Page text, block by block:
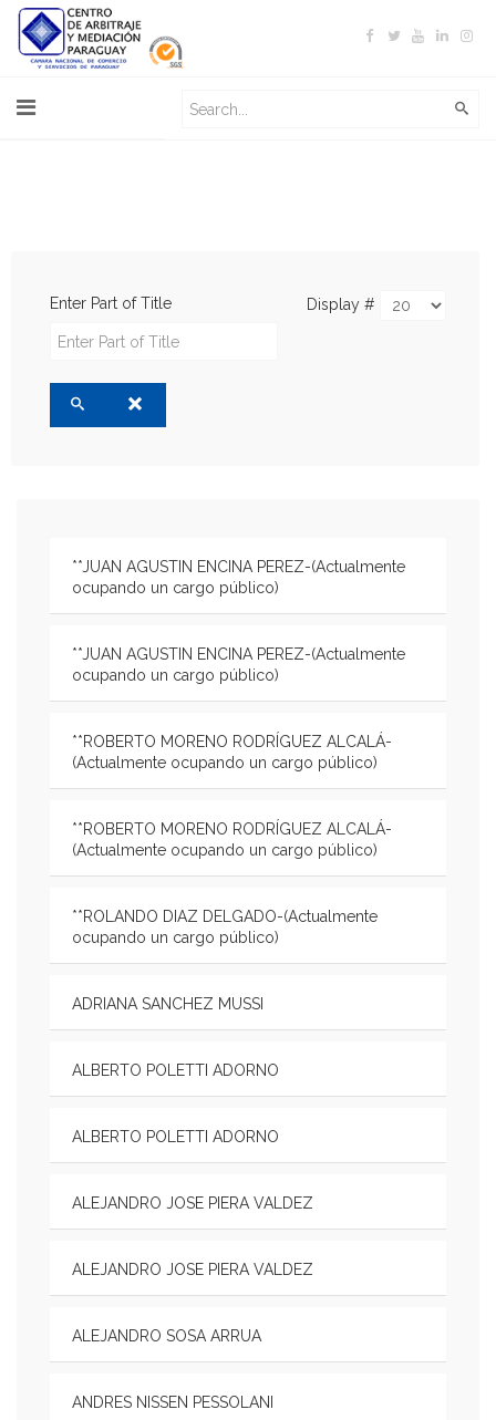
Enter Part of Title Display #
**JUAN AGUSTIN ENCINA PEREZ-(Actualmente
ocupando un cargo público)
**JUAN AGUSTIN ENCINA PEREZ-(Actualmente
ocupando un cargo público)
**ROBERTO MORENO RODRÍGUEZ ALCALÁ-
(Actualmente ocupando un cargo público)
**ROBERTO MORENO RODRÍGUEZ ALCALÁ-
(Actualmente ocupando un cargo público)
**ROLANDO DIAZ DELGADO-(Actualmente
ocupando un cargo público)
ADRIANA SANCHEZ MUSSI
ALBERTO POLETTI ADORNO
ALBERTO POLETTI ADORNO
ALEJANDRO JOSE PIERA VALDEZ
ALEJANDRO JOSE PIERA VALDEZ
ALEJANDRO SOSA ARRUA
ANDRES NISSEN PESSOLANI